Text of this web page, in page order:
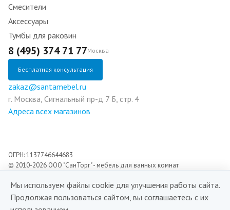
Смесители
Аксессуары
Тумбы для раковин
8 (495) 374 71 77Москва
Бесплатная консультация
zakaz@santamebel.ru
г. Москва, Сигнальный пр-д 7 Б, стр. 4
Адреса всех магазинов
ОГРН: 1137746644683
© 2010-2026 ООО "СанТорг" - мебель для ванных комнат
Разработка сайта:Digital agency Champer
Мы используем файлы cookie для улучшения работы сайта.
Продолжая пользоваться сайтом, вы соглашаетесь с их